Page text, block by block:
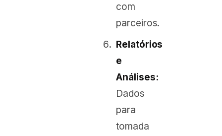
com
parceiros.
Relatórios
e
Análises:
Dados
para
tomada